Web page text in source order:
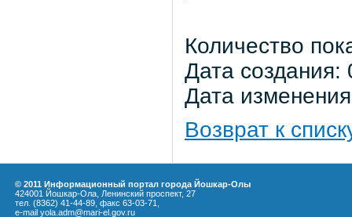
Количество
Дата
Дата
Возврат к
© 2011 Информационный портал города Йошкар-Олы
424001 Йошкар-Ола, Ленинский проспект, 27
тел. (8362) 41-44-89, факс 63-03-71,
e-mail yola.adm@mari-el.gov.ru